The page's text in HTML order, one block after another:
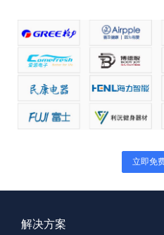
立即免
解决方案